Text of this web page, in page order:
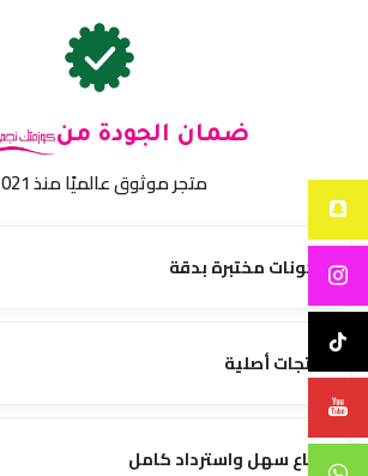
ضمان الجودة من
متجر موثوق عالميًا منذ 2021
مكونات مختبرة بدقة
منتجات أصلية
إرجاع سهل واسترداد كامل